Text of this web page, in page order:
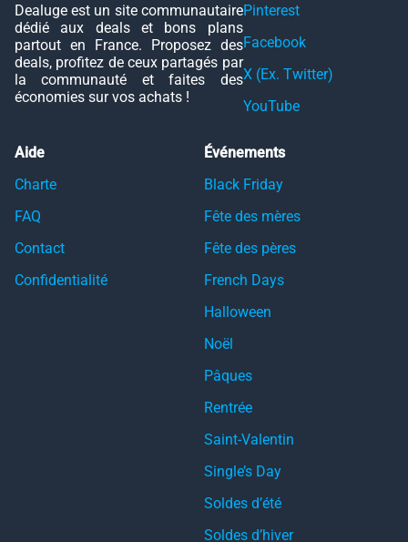
Dealuge est un site communautaire
dédié aux deals et bons plans
partout en France. Proposez des
deals, profitez de ceux partagés par
la communauté et faites des
économies sur vos achats !
Pinterest
Facebook
X (Ex. Twitter)
YouTube
Aide
Charte
FAQ
Contact
Confidentialité
Événements
Black Friday
Fête des mères
Fête des pères
French Days
Halloween
Noël
Pâques
Rentrée
Saint-Valentin
Single’s Day
Soldes d’été
Soldes d’hiver